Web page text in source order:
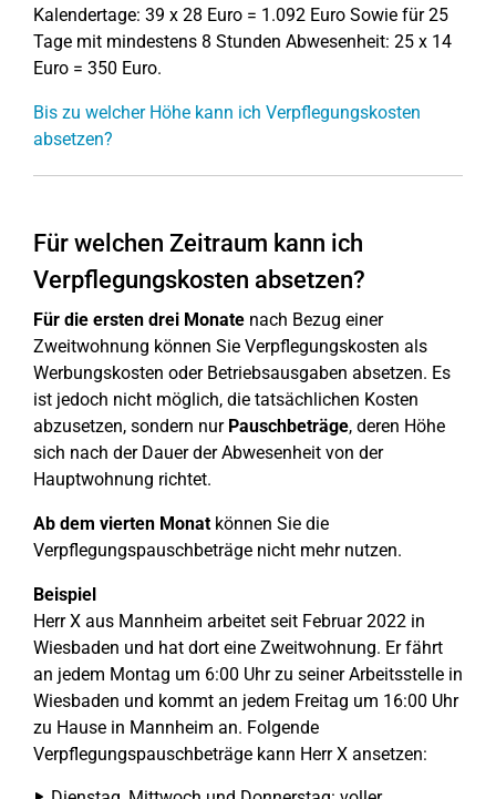
Kalendertage: 39 x 28 Euro = 1.092 Euro Sowie für 25
Tage mit mindestens 8 Stunden Abwesenheit: 25 x 14
Euro = 350 Euro.
Bis zu welcher Höhe kann ich Verpflegungskosten
absetzen?
Für welchen Zeitraum kann ich
Verpflegungskosten absetzen?
Für die ersten drei Monate nach Bezug einer
Zweitwohnung können Sie Verpflegungskosten als
Werbungskosten oder Betriebsausgaben absetzen. Es
ist jedoch nicht möglich, die tatsächlichen Kosten
abzusetzen, sondern nur Pauschbeträge, deren Höhe
sich nach der Dauer der Abwesenheit von der
Hauptwohnung richtet.
Ab dem vierten Monatkönnen Sie die
Verpflegungspauschbeträge nicht mehr nutzen.
Beispiel
Herr X aus Mannheim arbeitet seit Februar 2022 in
Wiesbaden und hat dort eine Zweitwohnung. Er fährt
an jedem Montag um 6:00 Uhr zu seiner Arbeitsstelle in
Wiesbaden und kommt an jedem Freitag um 16:00 Uhr
zu Hause in Mannheim an. Folgende
Verpflegungspauschbeträge kann Herr X ansetzen: